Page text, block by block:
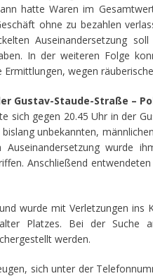
hatte Waren im
ohne zu bezahlen
Auseinandersetzung
In der weiteren Folge
Ermittlungen, wegen
Gustav-Staude-Straße –
sich gegen 20.45 Uhr in der
unbekannten,
Auseinandersetzung wurde
Anschließend
wurde mit Verletzungen ins
Platzes. Bei der Suche
werden.
sich unter der